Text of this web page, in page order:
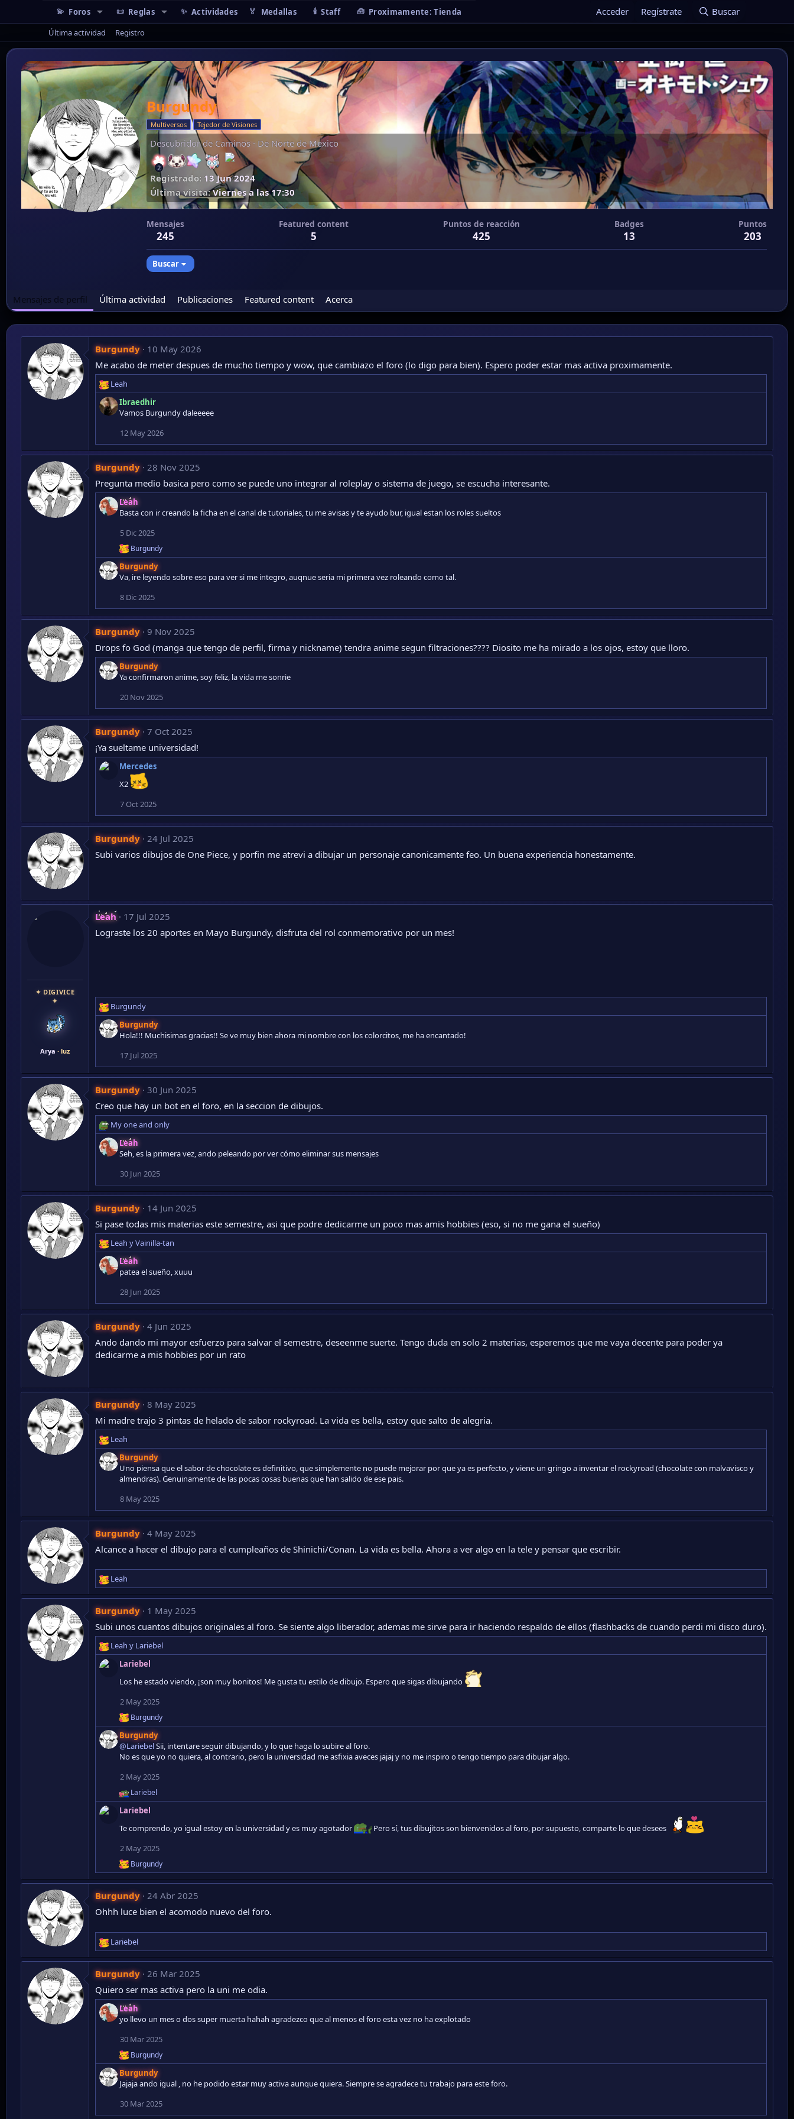
Foros Reglas Actividades Medallas Staff Proximamente: Tienda Acceder Regístrate Buscar
Última actividad Registro
Burgundy
Multiversos Tejedor de Visiones
Descubridor de Caminos · De Norte de Mexico
2
Registrado 13 Jun 2024
Última visita Viernes a las 17:30
Mensajes
245
Featured content
5
Puntos de reacción
425
Badges
13
Puntos
203
Buscar
Mensajes de perfil Última actividad Publicaciones Featured content Acerca
Burgundy
10 May 2026
Me acabo de meter despues de mucho tiempo y wow, que cambiazo el foro (lo digo para bien). Espero poder estar mas activa proximamente.
R
e
a
o
n
e
s
:
Leah
Ibraedhir
Vamos Burgundy daleeeee
12 May 2026
Burgundy 28 Nov 2025
Pregunta medio basica pero como se puede uno integrar al roleplay o sistema de juego, se escucha interesante.
Leah
Basta con ir creando la ficha en el canal de tutoriales, tu me avisas y te ayudo bur, igual estan los roles sueltos
5 Dic 2025
R
e
a
c
i
o
n
e
s
:
Burgundy
Burgundy
Va, ire leyendo sobre eso para ver si me integro, auqnue seria mi primera vez roleando como tal.
8 Dic 2025
Burgundy 9 Nov 2025
Drops fo God (manga que tengo de perfil, firma y nickname) tendra anime segun filtraciones???? Diosito me ha mirado a los ojos, estoy que lloro.
Burgundy
Ya confirmaron anime, soy feliz, la vida me sonrie
20 Nov 2025
Burgundy 7 Oct 2025
¡Ya sueltame universidad!
Mercedes
X2
7 Oct 2025
Burgundy 24 Jul 2025
Subi varios dibujos de One Piece, y porfin me atrevi a dibujar un personaje canonicamente feo. Un buena experiencia honestamente.
✦ DIGIVICE
✦
Arya · luz
Leah
17 Jul 2025
Lograste los 20 aportes en Mayo Burgundy, disfruta del rol conmemorativo por un mes!
R
e
a
o
n
e
s
:
Burgundy
Burgundy
Hola!!! Muchisimas gracias!! Se ve muy bien ahora mi nombre con los colorcitos, me ha encantado!
17 Jul 2025
Burgundy 30 Jun 2025
Creo que hay un bot en el foro, en la seccion de dibujos.
R
e
a
o
n
e
s
:
My one and only
Leah
Seh, es la primera vez, ando peleando por ver cómo eliminar sus mensajes
30 Jun 2025
Burgundy
14 Jun 2025
Si pase todas mis materias este semestre, asi que podre dedicarme un poco mas amis hobbies (eso, si no me gana el sueño)
R
e
a
o
n
e
s
:
Leah yVainilla-tan
Leah
patea el sueño, xuuu
28 Jun 2025
Burgundy 4 Jun 2025
Ando dando mi mayor esfuerzo para salvar el semestre, deseenme suerte. Tengo duda en solo 2 materias, esperemos que me vaya decente para poder ya
dedicarme a mis hobbies por un rato
Burgundy 8 May 2025
Mi madre trajo 3 pintas de helado de sabor rockyroad. La vida es bella, estoy que salto de alegria.
R
e
a
n
e
s
:
Leah
Burgundy
Uno piensa que el sabor de chocolate es definitivo, que simplemente no puede mejorar por que ya es perfecto, y viene un gringo a inventar el rockyroad (chocolate con malvavisco y
almendras). Genuinamente de las pocas cosas buenas que han salido de ese pais.
8 May 2025
Burgundy 4 May 2025
Alcance a hacer el dibujo para el cumpleaños de Shinichi/Conan. La vida es bella. Ahora a ver algo en la tele y pensar que escribir.
R
e
a
c
c
i
o
n
e
Leah
Burgundy
1 May 2025
Subi unos cuantos dibujos originales al foro. Se siente algo liberador, ademas me sirve para ir haciendo respaldo de ellos (flashbacks de cuando perdi mi disco duro).
R
e
a
n
e
s
Leah y Lariebel
Lariebel
Los he estado viendo, ¡son muy bonitos! Me gusta tu estilo de dibujo. Espero que sigas dibujando
2 May 2025
R
e
a
c
c
o
e
s
:
Burgundy
Burgundy
@LariebelSii, intentare seguir dibujando, y lo que haga lo subire al foro.
No es que yo no quiera, al contrario, pero la universidad me asfixia aveces jajaj y no me inspiro o tengo tiempo para dibujar algo.
2 May 2025
R
e
a
c
c
o
n
e
s
:
Lariebel
Lariebel
Te comprendo, yo igual estoy en la universidad y es muy agotador
Pero sí, tus dibujitos son bienvenidos al foro, por supuesto, comparte lo que desees
2 May 2025
R
e
a
c
n
e
s
:
Burgundy
Burgundy 24 Abr 2025
Ohhh luce bien el acomodo nuevo del foro.
R
e
a
c
c
i
o
n
Lariebel
Burgundy
26 Mar 2025
Quiero ser mas activa pero la uni me odia.
Leah
yo llevo un mes o dos super muerta hahah agradezco que al menos el foro esta vez no ha explotado
30 Mar 2025
R
e
a
c
i
o
Burgundy
Burgundy
Jajaja ando igual , no he podido estar muy activa aunque quiera. Siempre se agradece tu trabajo para este foro.
30 Mar 2025